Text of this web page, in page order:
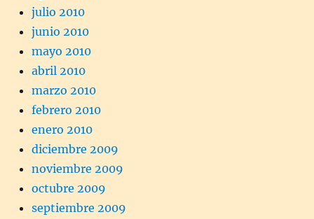
julio 2010
junio 2010
mayo 2010
abril 2010
marzo 2010
febrero 2010
enero 2010
diciembre 2009
noviembre 2009
octubre 2009
septiembre 2009